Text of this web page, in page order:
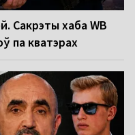
Сакрэты хаба WB
па кватэрах